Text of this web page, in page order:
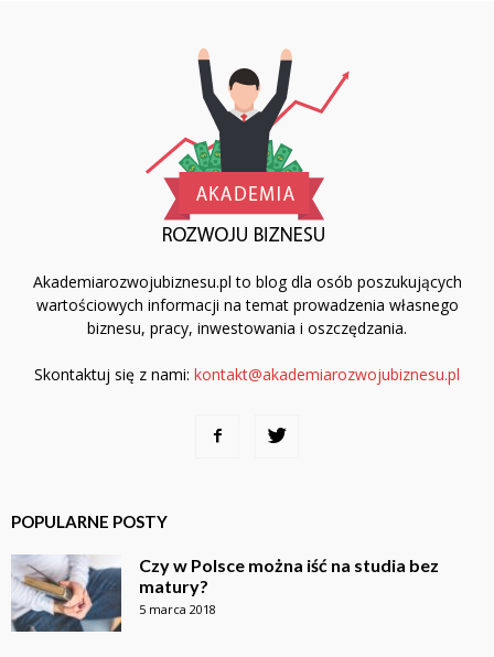
Akademiarozwojubiznesu.pl to blog dla osób poszukujących
wartościowych informacji na temat prowadzenia własnego
biznesu, pracy, inwestowania i oszczędzania.
Skontaktuj się z nami: kontakt@akademiarozwojubiznesu.pl
POPULARNE POSTY
Czy w Polsce można iść na studia bez
matury?
5 marca 2018